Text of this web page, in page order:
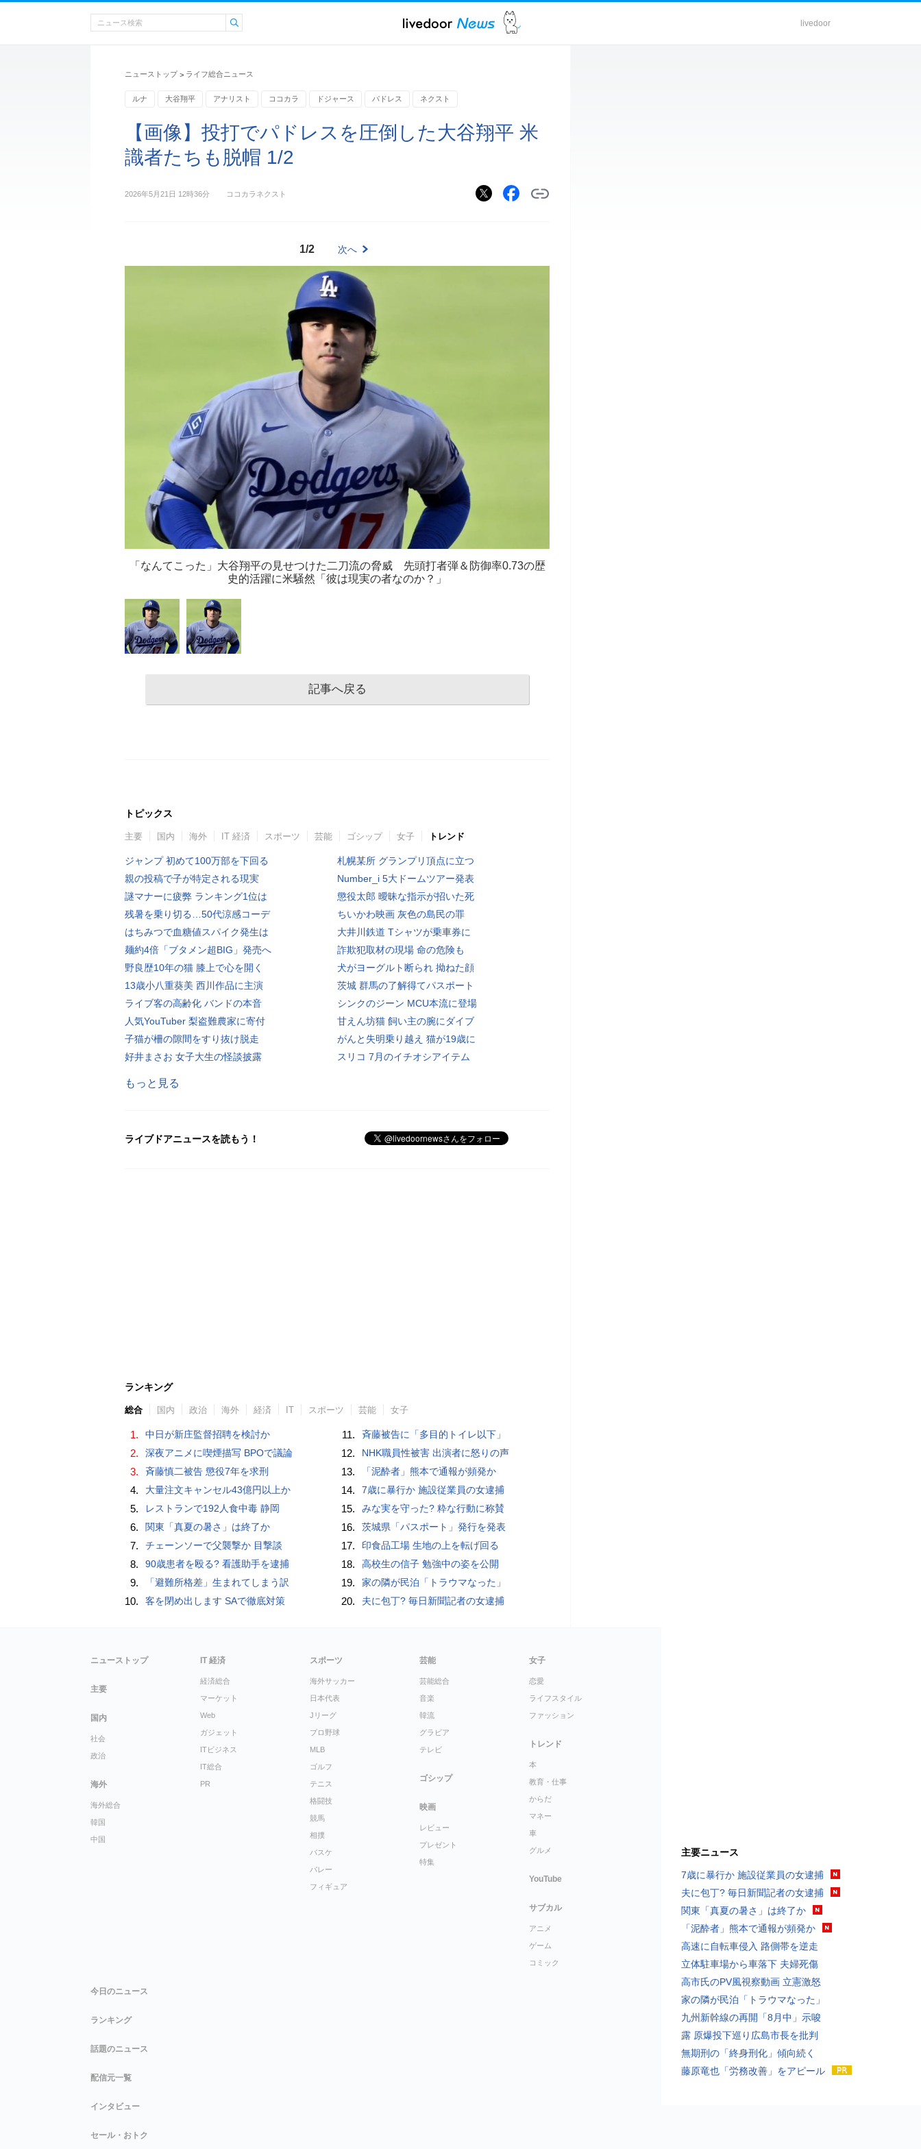
livedoor
ニューストップ > ライフ総合ニュース
ルナ 大谷翔平 アナリスト ココカラ ドジャース パドレス ネクスト
【画像】投打でパドレスを圧倒した大谷翔平 米
識者たちも脱帽 1/2
2026年5月21日 12時36分 ココカラネクスト
1/2 次へ
「なんてこった」大谷翔平の見せつけた二刀流の脅威 先頭打者弾＆防御率0.73の歴
史的活躍に米騒然「彼は現実の者なのか？」
記事へ戻る
トピックス
主要 国内 海外 IT 経済 スポーツ 芸能 ゴシップ 女子 トレンド
ジャンプ 初めて100万部を下回る
親の投稿で子が特定される現実
謎マナーに疲弊 ランキング1位は
残暑を乗り切る…50代涼感コーデ
はちみつで血糖値スパイク発生は
麺約4倍「ブタメン超BIG」発売へ
野良歴10年の猫 膝上で心を開く
13歳小八重葵美 西川作品に主演
ライブ客の高齢化 バンドの本音
人気YouTuber 梨盗難農家に寄付
子猫が柵の隙間をすり抜け脱走
好井まさお 女子大生の怪談披露
札幌某所 グランプリ頂点に立つ
Number_i 5大ドームツアー発表
懲役太郎 曖昧な指示が招いた死
ちいかわ映画 灰色の島民の罪
大井川鉄道 Tシャツが乗車券に
詐欺犯取材の現場 命の危険も
犬がヨーグルト断られ 拗ねた顔
茨城 群馬の了解得てパスポート
シンクのジーン MCU本流に登場
甘えん坊猫 飼い主の腕にダイブ
がんと失明乗り越え 猫が19歳に
スリコ 7月のイチオシアイテム
もっと見る
ライブドアニュースを読もう！
ランキング
総合 国内 政治 海外 経済 IT スポーツ 芸能 女子
1. 中日が新庄監督招聘を検討か
2. 深夜アニメに喫煙描写 BPOで議論
3. 斉藤慎二被告 懲役7年を求刑
4. 大量注文キャンセル43億円以上か
5. レストランで192人食中毒 静岡
6. 関東「真夏の暑さ」は終了か
7. チェーンソーで父襲撃か 目撃談
8. 90歳患者を殴る? 看護助手を逮捕
9. 「避難所格差」生まれてしまう訳
10. 客を閉め出します SAで徹底対策
11. 斉藤被告に「多目的トイレ以下」
12. NHK職員性被害 出演者に怒りの声
13. 「泥酔者」熊本で通報が頻発か
14. 7歳に暴行か 施設従業員の女逮捕
15. みな実を守った? 粋な行動に称賛
16. 茨城県「パスポート」発行を発表
17. 印食品工場 生地の上を転げ回る
18. 高校生の信子 勉強中の姿を公開
19. 家の隣が民泊「トラウマなった」
20. 夫に包丁? 毎日新聞記者の女逮捕
主要ニュース
7歳に暴行か 施設従業員の女逮捕
夫に包丁? 毎日新聞記者の女逮捕
関東「真夏の暑さ」は終了か
「泥酔者」熊本で通報が頻発か
高速に自転車侵入 路側帯を逆走
立体駐車場から車落下 夫婦死傷
高市氏のPV風視察動画 立憲激怒
家の隣が民泊「トラウマなった」
九州新幹線の再開「8月中」示唆
露 原爆投下巡り広島市長を批判
無期刑の「終身刑化」傾向続く
藤原竜也「労務改善」をアピール
ニューストップ
主要
国内
社会
政治
海外
海外総合
韓国
中国
IT 経済
経済総合
マーケット
Web
ガジェット
ITビジネス
IT総合
PR
スポーツ
海外サッカー
日本代表
Jリーグ
プロ野球
MLB
ゴルフ
テニス
格闘技
競馬
相撲
バスケ
バレー
フィギュア
芸能
芸能総合
音楽
韓流
グラビア
テレビ
ゴシップ
映画
レビュー
プレゼント
特集
女子
恋愛
ライフスタイル
ファッション
トレンド
本
教育・仕事
からだ
マネー
車
グルメ
YouTube
サブカル
アニメ
ゲーム
コミック
今日のニュース
ランキング
話題のニュース
配信元一覧
インタビュー
セール・おトク